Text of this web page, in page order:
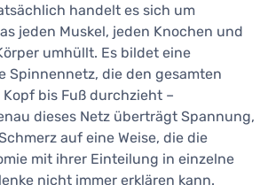
handelt es sich um
jeden Muskel, jeden Knochen und
umhüllt. Es bildet eine
Spinnennetz, die den gesamten
bis Fuß durchzieht –
dieses Netz überträgt Spannung,
auf eine Weise, die die
mit ihrer Einteilung in einzelne
nicht immer erklären kann.